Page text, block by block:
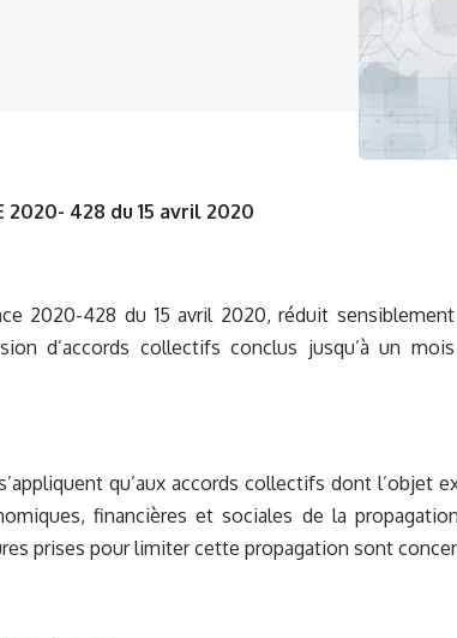
2020- 428 du 15 avril 2020
2020-428 du 15 avril 2020, réduit
d’accords collectifs conclus jusqu’à un
qu’aux accords collectifs dont l’objet
financières et sociales de la
prises pour limiter cette propagation sont